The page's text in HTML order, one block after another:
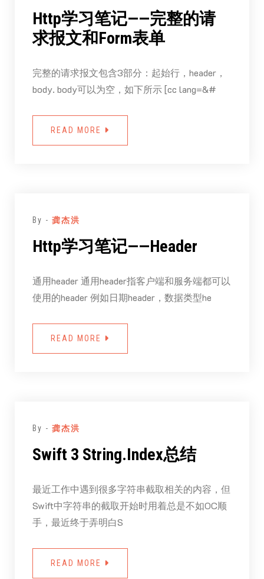
Http学习笔记——完整的请
求报文和Form表单
完整的请求报文包含3部分：起始行，header，
body. body可以为空，如下所示 [cc lang=&#
READ MORE
By - 龚杰洪
Http学习笔记——Header
通用header 通用header指客户端和服务端都可以
使用的header 例如日期header，数据类型he
READ MORE
By - 龚杰洪
Swift 3 String.Index总结
最近工作中遇到很多字符串截取相关的内容，但
Swift中字符串的截取开始时用着总是不如OC顺
手，最近终于弄明白S
READ MORE